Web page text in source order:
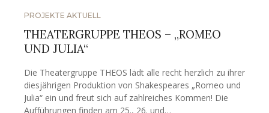
PROJEKTE AKTUELL
THEATERGRUPPE THEOS – „ROMEO
UND JULIA“
Die Theatergruppe THEOS lädt alle recht herzlich zu ihrer
diesjährigen Produktion von Shakespeares „Romeo und
Julia“ ein und freut sich auf zahlreiches Kommen! Die
Aufführungen finden am 25., 26. und…